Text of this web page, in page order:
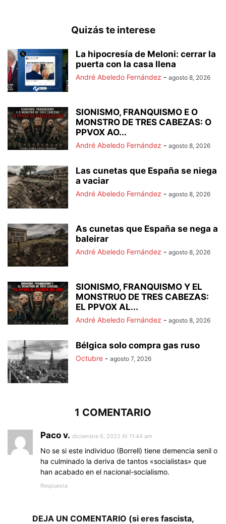
Quizás te interese
La hipocresía de Meloni: cerrar la
puerta con la casa llena
André Abeledo Fernández - agosto 8, 2026
SIONISMO, FRANQUISMO E O
MONSTRO DE TRES CABEZAS: O
PPVOX AO...
André Abeledo Fernández - agosto 8, 2026
Las cunetas que España se niega
a vaciar
André Abeledo Fernández - agosto 8, 2026
As cunetas que España se nega a
baleirar
André Abeledo Fernández - agosto 8, 2026
SIONISMO, FRANQUISMO Y EL
MONSTRUO DE TRES CABEZAS:
EL PPVOX AL...
André Abeledo Fernández - agosto 8, 2026
Bélgica solo compra gas ruso
Octubre - agosto 7, 2026
1 COMENTARIO
Paco v. diciembre 6, 2022 At 11:44 am
No se si este individuo (Borrell) tiene demencia senil o
ha culminado la deriva de tantos «socialistas» que
han acabado en el nacional-socialismo.
Respuesta
DEJA UN COMENTARIO (si eres fascista,